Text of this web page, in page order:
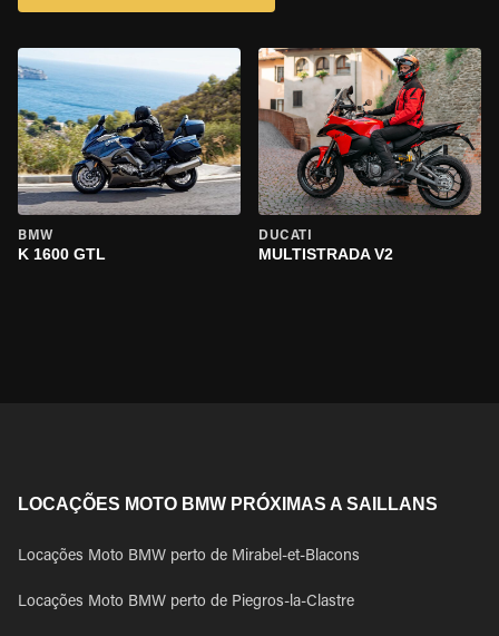
BMW
K 1600 GTL
DUCATI
MULTISTRADA V2
LOCAÇÕES MOTO BMW PRÓXIMAS A SAILLANS
Locações Moto BMW perto de Mirabel-et-Blacons
Locações Moto BMW perto de Piegros-la-Clastre